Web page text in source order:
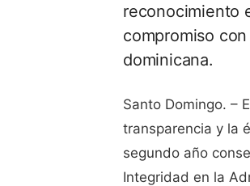
reconocimiento
compromiso
dominicana.
Santo Domingo. –
transparencia y la
segundo año
Integridad en la